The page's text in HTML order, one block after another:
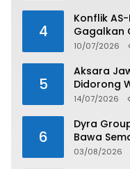
4
Konflik
Gagalkan
10/07/2026
5
Aksara
Didorong
14/07/2026
6
Dyra
Bawa
Masa
03/08/2026